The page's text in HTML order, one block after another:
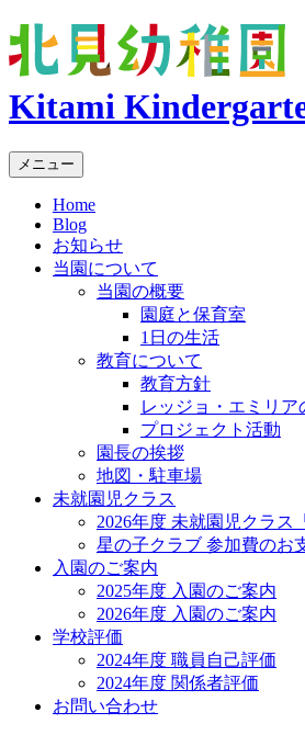
Kitami
メニュー
Home
Blog
お知らせ
当園について
当園の概要
園庭と保育室
1日の生活
教育について
教育方針
レッジョ・エミリア
プロジェクト活動
園長の挨拶
地図・駐車場
未就園児クラス
2026年度 未就園児クラス
星の子クラブ 参加費のお
入園のご案内
2025年度 入園のご案内
2026年度 入園のご案内
学校評価
2024年度 職員自己評価
2024年度 関係者評価
お問い合わせ